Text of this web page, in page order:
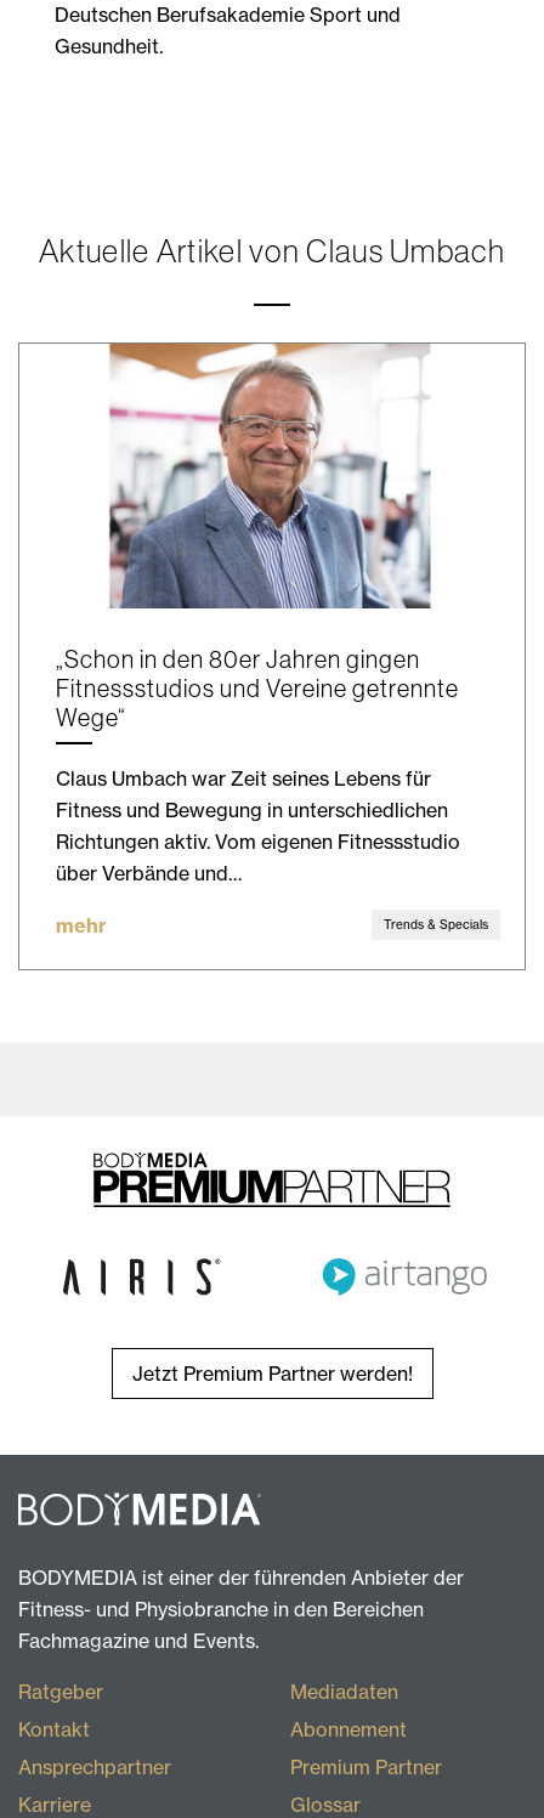
Deutschen Berufsakademie Sport und
Gesundheit.
Aktuelle Artikel von Claus Umbach
„Schon in den 80er Jahren gingen
Fitnessstudios und Vereine getrennte
Wege“
Claus Umbach war Zeit seines Lebens für
Fitness und Bewegung in unterschiedlichen
Richtungen aktiv. Vom eigenen Fitnessstudio
über Verbände und…
mehr Trends & Specials
Jetzt Premium Partner werden!
BODYMEDIA ist einer der führenden Anbieter der
Fitness- und Physiobranche in den Bereichen
Fachmagazine und Events.
Ratgeber
Kontakt
Ansprechpartner
Karriere
Mediadaten
Abonnement
Premium Partner
Glossar